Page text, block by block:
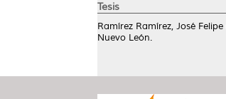
Tesis
Ramírez Ramírez, José Felipe
Nuevo León.